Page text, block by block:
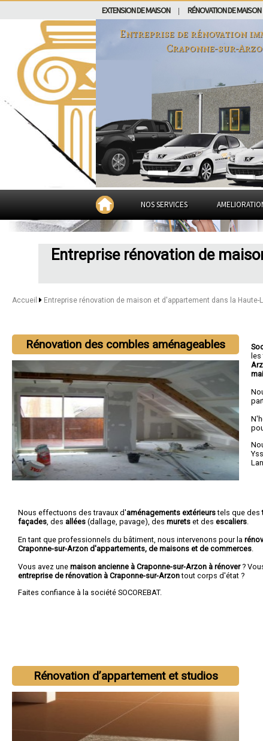
EXTENSION DE MAISON RÉNOVATION DE MAISON
Entreprise de rénovation
Craponne-sur-
NOS SERVICES
Entreprise rénovation de
Accueil Entreprise rénovation de maison et d'appartement dans la Haute-
Rénovation des combles aménageables
Nous effectuons des travaux d'aménagements extérieurstels que des
façades , des allées (dallage, pavage), des murets et des escaliers
En tant que professionnels du bâtiment, nous intervenons pour la
Craponne-sur-Arzon d'appartements, de maisons et de commerces
Vous avez une maison ancienne à Craponne-sur-Arzon à rénover?
entreprise de rénovation à Craponne-sur-Arzontout corps d'état ?
Faites confiance à la société SOCOREBAT.
Rénovation d’appartement et studios